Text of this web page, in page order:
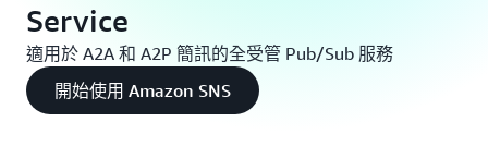
Service
適用於 A2A 和 A2P 簡訊的全受管 Pub/Sub 服務
開始使用 Amazon SNS